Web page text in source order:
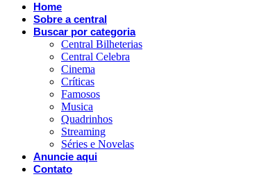
Home
Sobre a central
Buscar por categoria
Central Bilheterias
Central Celebra
Cinema
Críticas
Famosos
Musica
Quadrinhos
Streaming
Séries e Novelas
Anuncie aqui
Contato